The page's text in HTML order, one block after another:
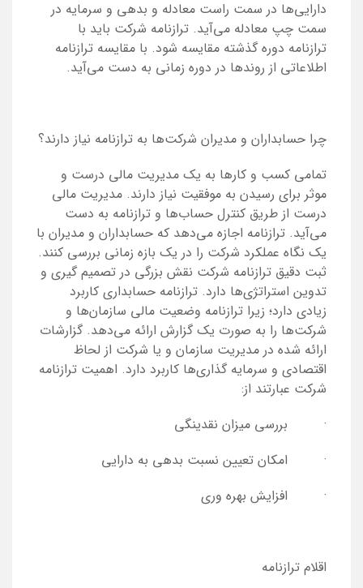
دارایی‌ها در سمت راست معادله و بدهی و سرمایه در
سمت چپ معادله می‌آید. ترازنامه شرکت باید با
ترازنامه دوره گذشته مقایسه شود. با مقایسه ترازنامه
اطلاعاتی از روندها در دوره زمانی به دست می‌آید.
چرا حسابداران و مدیران شرکت‌ها به ترازنامه نیاز دارند؟
تمامی کسب و کارها به یک مدیریت مالی درست و
موثر برای رسیدن به موفقیت نیاز دارند. مدیریت مالی
درست از طریق کنترل حساب‌ها و ترازنامه به دست
می‌آید. ترازنامه اجازه می‌دهد که حسابداران و مدیران با
یک نگاه عملکرد شرکت را در یک بازه زمانی بررسی کنند.
ثبت دقیق ترازنامه شرکت نقش بزرگی در تصمیم گیری و
تدوین استراتژی‌ها دارد. ترازنامه حسابداری کاربرد
زیادی دارد؛ زیرا ترازنامه وضعیت مالی سازمان‌ها و
شرکت‌ها را به صورت یک گزارش ارائه می‌دهد. گزارشات
ارائه شده در مدیریت سازمان و یا شرکت از لحاظ
اقتصادی و سرمایه‌ گذاری‌ها کاربرد دارد. اهمیت ترازنامه
شرکت عبارتند از:
· بررسی میزان نقدینگی
· امکان تعیین نسبت بدهی به دارایی
· افزایش بهره وری
اقلام ترازنامه